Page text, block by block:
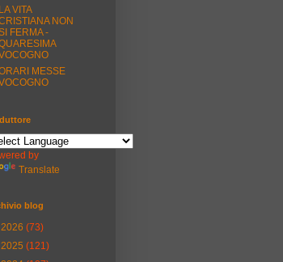
LA VITA
NON
FERMA -
MESSE
by
Translate
blog
2026 (73)
2025 (121)